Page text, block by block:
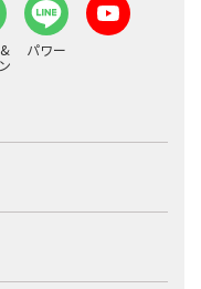
パワー